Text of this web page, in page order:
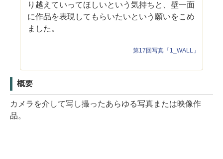
り越えていってほしいという気持ちと、壁一面
に作品を表現してもらいたいという願いをこめ
ました。
第17回写真「1_WALL」
概要
カメラを介して写し撮ったあらゆる写真または映像作
品。